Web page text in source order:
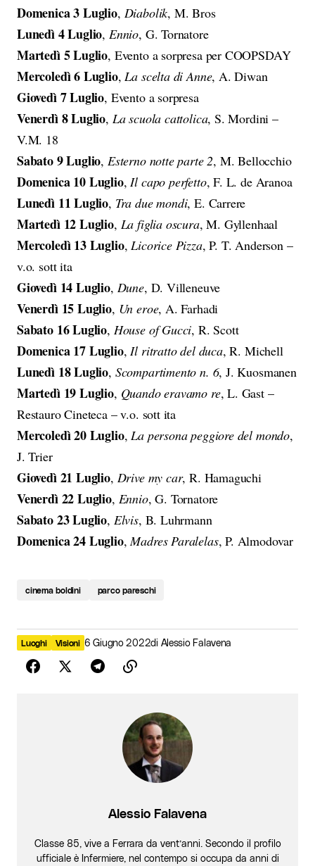
Domenica 3 Luglio, Diabolik, M. Bros
Lunedì 4 Luglio, Ennio, G. Tornatore
Martedì 5 Luglio, Evento a sorpresa per COOPSDAY
Mercoledì 6 Luglio,La scelta di Anne, A. Diwan
Giovedì 7 Luglio, Evento a sorpresa
Venerdì 8 Luglio, La scuola cattolica, S. Mordini –
V.M. 18
Sabato 9 Luglio, Esterno notte parte 2, M. Bellocchio
Domenica 10 Luglio,Il capo perfetto, F. L. de Aranoa
Lunedì 11 Luglio, Tra due mondi, E. Carrere
Martedì 12 Luglio, La figlia oscura, M. Gyllenhaal
Mercoledì 13 Luglio,Licorice Pizza, P. T. Anderson –
v.o. sott ita
Giovedì 14 Luglio, Dune, D. Villeneuve
Venerdì 15 Luglio, Un eroe, A. Farhadi
Sabato 16 Luglio, House of Gucci, R. Scott
Domenica 17 Luglio,Il ritratto del duca, R. Michell
Lunedì 18 Luglio, Scompartimento n. 6, J. Kuosmanen
Martedì 19 Luglio, Quando eravamo re, L. Gast –
Restauro Cineteca – v.o. sott ita
Mercoledì 20 Luglio,La persona peggiore del mondo,
J. Trier
Giovedì 21 Luglio, Drive my car, R. Hamaguchi
Venerdì 22 Luglio, Ennio, G. Tornatore
Sabato 23 Luglio, Elvis, B. Luhrmann
Domenica 24 Luglio,Madres Paralelas, P. Almodovar
cinema boldini parco pareschi
Luoghi Visioni 6 Giugno 2022di Alessio Falavena
Alessio Falavena
Classe 85, vive a Ferrara da vent’anni. Secondo il profilo
ufficiale è Infermiere, nel contempo si occupa da anni di